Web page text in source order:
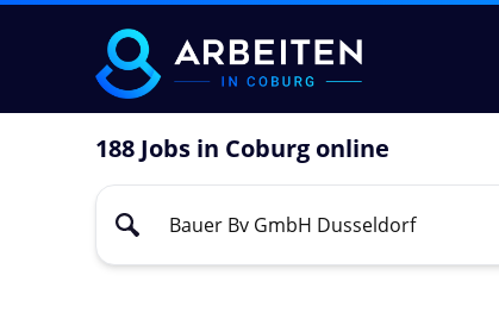
188 Jobs in Coburg online